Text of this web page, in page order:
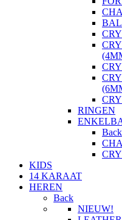
RINGEN
Back
KIDS
14 KARAAT
HEREN
Back
NIEUW!